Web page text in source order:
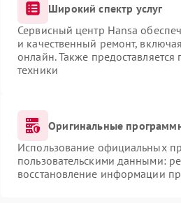
Широкий спектр услуг
Сервисный центр Hansa
и качественный ремонт,
онлайн. Также
техники
Оригинальные
Использование официальных
пользовательскими данными:
восстановление информации